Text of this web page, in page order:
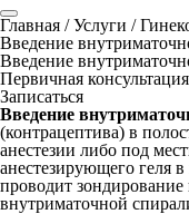
Главная /Услуги /
Введение
Введение
Первичная консультация
Записаться
Введение
(контрацептива) в
анестезии либо под
анестезирующего геля
проводит
внутриматочной